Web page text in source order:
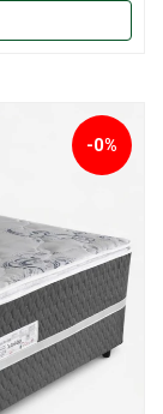
-0%